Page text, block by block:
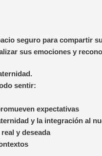
seguro para compartir
sus emociones y
sentir:
expectativas
y la integración al
y deseada